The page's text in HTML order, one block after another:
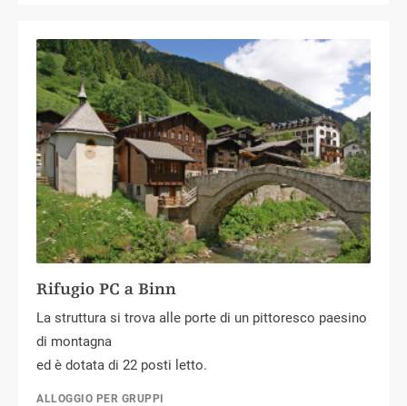
Rifugio PC a Binn
La struttura si trova alle porte di un pittoresco paesino
di montagna
ed è dotata di 22 posti letto.
ALLOGGIO PER GRUPPI